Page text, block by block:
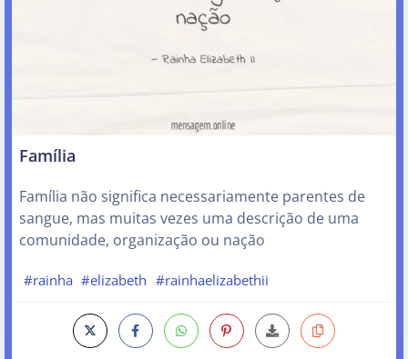
Família
Família não significa necessariamente parentes de
sangue, mas muitas vezes uma descrição de uma
comunidade, organização ou nação
#rainha #elizabeth #rainhaelizabethii